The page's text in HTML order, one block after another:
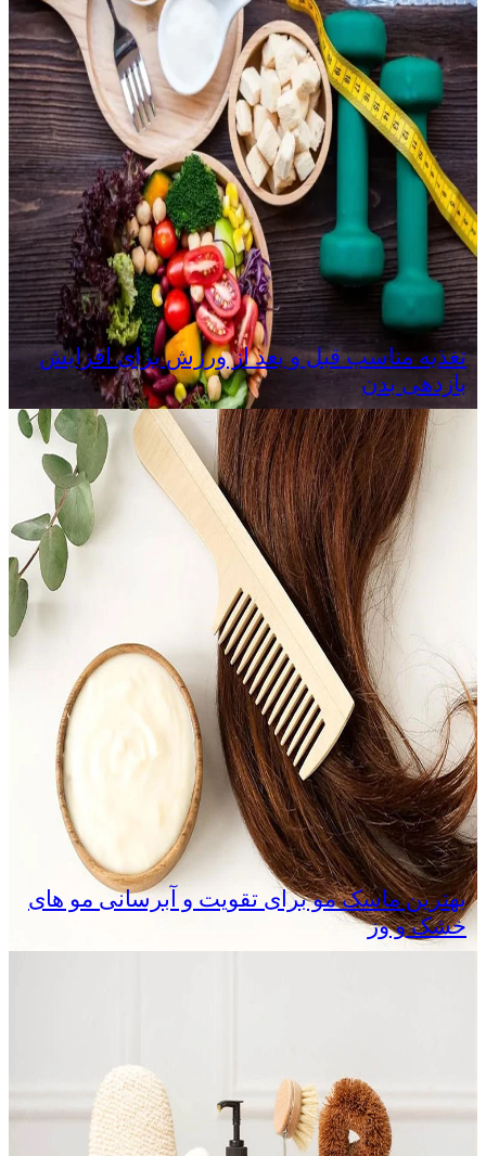
تغذیه مناسب قبل و بعد از ورزش برای افزایش
بازدهی بدن
بهترین ماسک مو برای تقویت و آبرسانی مو های
خشک و وز